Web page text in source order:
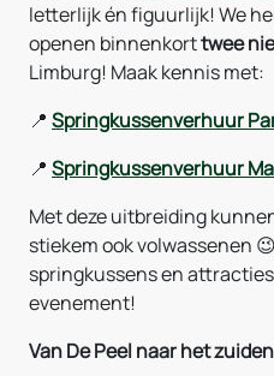
letterlijk én figuurlijk! We
openen binnenkorttwee
Limburg! Maak kennis met:
📍 Springkussenverhuur
📍 Springkussenverhuur
Met deze uitbreiding
stiekem ook volwassenen
springkussens en
evenement!
Van De Peel naar het